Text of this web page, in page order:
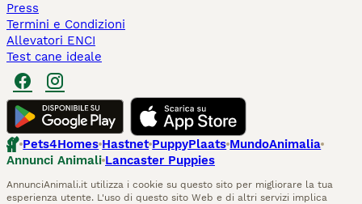
Press
Termini e Condizioni
Allevatori ENCI
Test cane ideale
Pets4Homes Hastnet PuppyPlaats MundoAnimalia
Annunci Animali Lancaster Puppies
AnnunciAnimali.it utilizza i cookie su questo sito per migliorare la tua
esperienza utente. L'uso di questo sito Web e di altri servizi implica